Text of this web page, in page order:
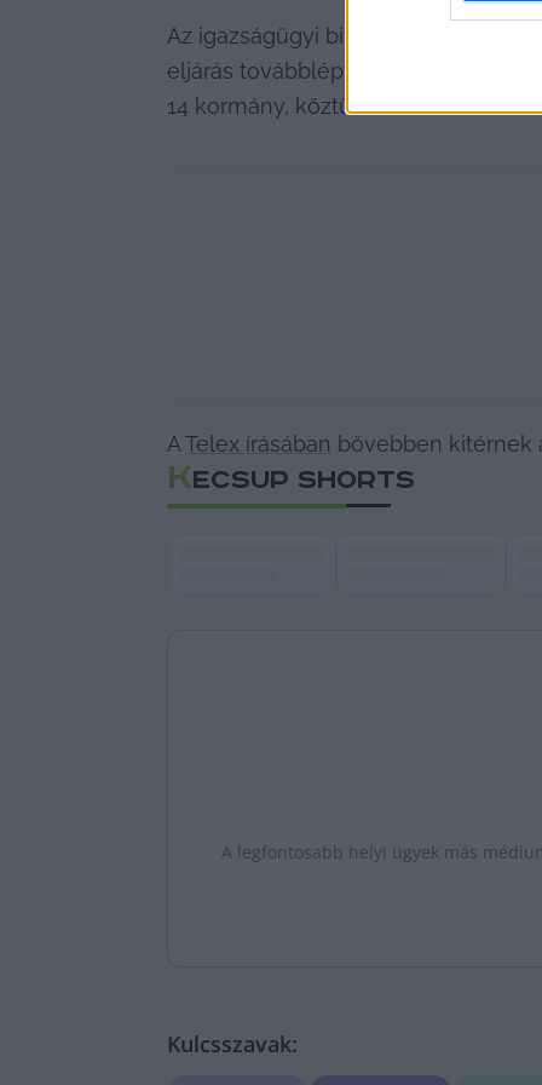
Az igazságügyi biztos a keddi
eljárás továbbléptetését kérné.
14 kormány, köztük a német és a
A Telex írásában bővebben kitérnek
KECSUP SHORTS
A legfontosabb helyi ügyek más
Kulcsszavak: